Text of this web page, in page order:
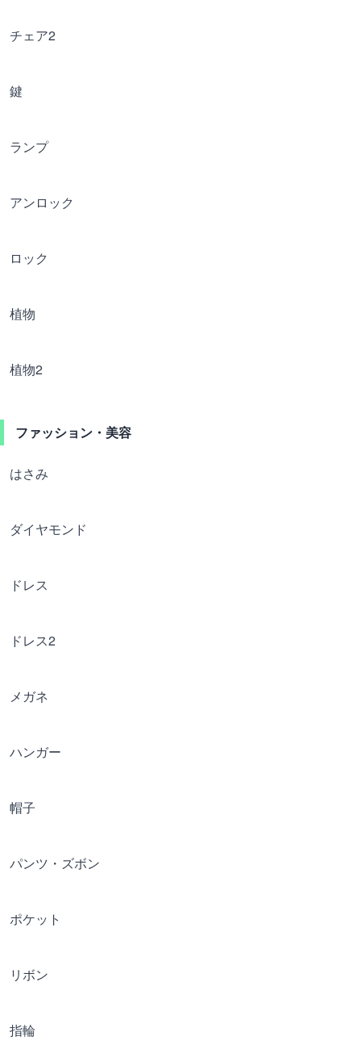
チェア2
鍵
ランプ
アンロック
ロック
植物
植物2
ファッション・美容
はさみ
ダイヤモンド
ドレス
ドレス2
メガネ
ハンガー
帽子
パンツ・ズボン
ポケット
リボン
指輪